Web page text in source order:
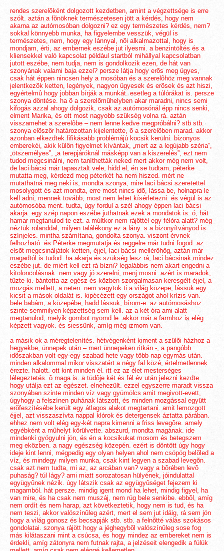
rendes szerelõként dolgozott kezdetben, amint a végzettsége is erre
szólt. aztán a fõnöknek természetesen jött a kérdés, hogy nem
akarna az autómosóban dolgozni? ez egy természetes kérdés, nem?
sokkal könnyebb munka, ha figyelembe vesszük, végül is
természetes, nem, hogy egy lánnyal, nõi alkalmazottal, hogy is
mondjam, érti, az embernek eszébe jut ilyesmi. a benzintöltés és a
kliensekkel való kapcsolat például startból mihállyal kapcsolatban
jutott eszébe, nem tudja, nem is gondolkozik ezen, de hát van
szonyának valami baja ezzel? persze látja hogy erõs meg ügyes,
csak hát éppen nincsen hely a mosóban és a szerelõhöz meg vannak
jelentkezõk ketten, legények, nagyon ügyesek és erõsek és azt hiszi,
egyértelmû hogy jobban bírják a munkát. esetleg a túlórákat is. persze
szonya döntése. ha õ a szerelõmûhelyben akar maradni, nincs semi
kifogás azzal ahogy dolgozik, csak az autómosónál épp nincs senki,
elment Marika, és ott most nagyobb szükség volna rá. aztán
visszamehet a szerelõbe – nem lenne kedve megpróbálni? stb stb.
szonya elõször határozottan kijelentette, õ a szerelõben marad. akkor
azonban elkezdtek fifikásabb problémájú kocsik kerülni. bizonyos
emberekéi, akik külön figyelmet kívántak, „mert az a legújabb széria”,
„ötszemélyes”, „a terepjáróknál másképp van a kiszerelés”, ezt nem
tudod megcsinálni, nem taníthetták neked mert akkor még nem volt,
de laci bácsi már tapasztalt vele, hidd el, én se tudtam, péterke
mutatta meg, kérdezd meg péterkét ha nem hiszed. mért ne
mutathatná meg neki is, mondta szonya, mire laci bácsi szeretettel
mosolygott és azt mondta, erre most nincs idõ, lássa be, holnapra le
kell adni, mennek tovább, most nem lehet kísérletezni. és végül is az
autómosóba ment. tudta, úgy fordul a szél ahogy éppen laci bácsi
akarja. egy szép napon eszébe juthatnak ezek a mondatok is: ó, hát
hamar megtanulod te ezt. a múltkor nem rájöttél egy félóra alatt? még
néztük rolanddal, milyen találékony ez a lány. s a bizonyítványod is
színjeles. mintha számítana, gondolta szonya. viszont érvnek
felhozható. és Péterke megmutatja és reggelre már tudni fogod. az
elsõt megcsináljátok ketten, éjjel, laci bácsi melléröhög, aztán már
magadtól is tudod. ha akarja és szükség lesz rá, laci bácsinak mindez
eszébe jut. de miért kell ezt rá bízni? legalábbis nem akart engedni a
kitoloncolásnak. nem vagy jó szerelni, menj mosni. azért is maradok,
tûzte ki. bántotta az egész és közben szorgalmasan keresgélt éjjel, a
mozgás mellett, a neten. nem vagytok ti a világ közepe, lássuk egy
kicsit a mások oldalát is. kipécézett egy országot ahol krízis van.
bele babám, a közepébe, hadd lássuk, bírom-e. az autómosáshoz
szinte semmilyen képzettség sem kell. az a két óra ami alatt
megtanulod, melyik gombot nyomd le. akkor már a farmhoz is elég
képzett vagyok. és siessünk, amíg még izmom van.
a másik ok a méregtelenítés. hétvégenként kiment a szülõi házhoz a
hegyekbe, ünnepek után – mert ünnepeken ritkán -, a pangóbb
idõszakban volt egy-egy szabad hete vagy több nap egymás után.
minden alkalommal mikor visszatért a négy fal közé, értelmetlennek
érezte. halott. ott kint minden él. itt ez az élet mesterséges
lélegeztetés. õ maga is. a tüdõje két és fél év után jelezni kezdte
hogy utálja ezt az egészet. elnehezült. ezzel egyszerre maradt vissza
szonyában szinte minden víz vagy gyümölcs amit megivott-evett,
úgyhogy a felszínen puhának látszott, és minden mozgással együtt
erõfeszítésébe került egy átlagos alakot megtartani. amit lemozgott
éjjel, azt visszaszívta nappal klórok és detergensek áztatta párában.
ehhez nem volt elég egy-két napra kimenni a friss levegõre. amely
egyébként a mûhelyt körülvette. abszurd, mondta magának. ide
mindenki gyógyulni jön, és én a kocsikukat mosom és betegszem
meg eközben. a nagy egészség közepén. ezért is döntött úgy hogy
ideje kint lenni, mégpedig egy olyan helyen ahol nem csöpög belõled a
víz, és mindegy milyen munka, csak kint legyen a szabad levegõn.
csak azt nem tudta, mi az, az arcában van? vagy a bõrében levõ
puhaság? túl lágy? ami miatt sorozatosan hülyének, jóindulattal
együgyûnek nézik. úgy látszik csak az együgyûséget fejezem ki
magamból. hát persze. mindig igent mond ha lehet, mindig figyel, ha
van mire, és ha csak nem muszáj, nem rúg bele senkibe. ebbõl, amíg
nem ordít és nem harap, azt következtetik, hogy nem is tud, és ha
nem teszi, akkor valószínûleg azért, mert el sem jut idáig, rá sem jön
hogy a világ gonosz és becsapják stb. stb. a felnõtté válás szokásos
gondolatai. szonya rájött hogy a jéghegybõl valószínûleg sose fog
más kilátaszani mint a csúcsa, és hogy mindez az embereket nem is
érdekli, amíg zátonyra nem futnak rajta, a jelzéseit elengedik a fülük
1 3